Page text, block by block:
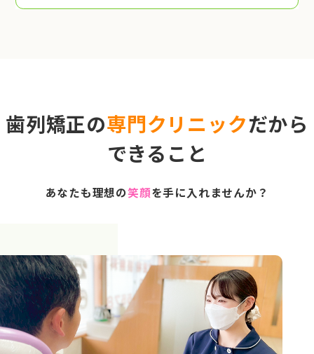
歯列矯正の専門クリニックだから
できること
あなたも理想の笑顔を手に入れませんか？